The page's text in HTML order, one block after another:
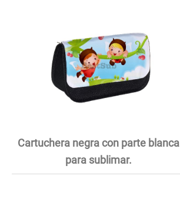
Cartuchera negra con parte blanca
para sublimar.